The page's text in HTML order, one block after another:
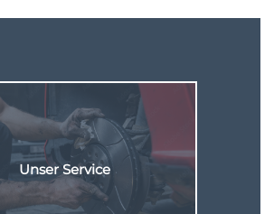
Unser Service
Hier klicken